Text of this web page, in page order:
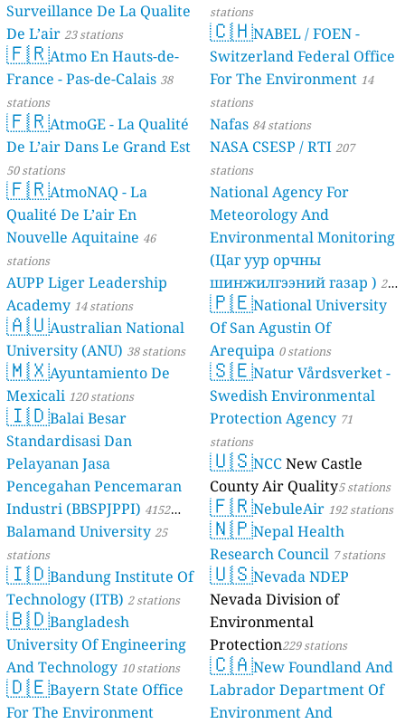
Surveillance De La Qualite
De L’air 23 stations
🇫🇷Atmo En Hauts-de-
France - Pas-de-Calais 38
stations
🇫🇷AtmoGE - La Qualité
De L’air Dans Le Grand Est
50 stations
🇫🇷AtmoNAQ - La
Qualité De L’air En
Nouvelle Aquitaine 46
stations
AUPP Liger Leadership
Academy 14 stations
🇦🇺Australian National
University (ANU) 38 stations
🇲🇽Ayuntamiento De
Mexicali 120 stations
🇮🇩Balai Besar
Standardisasi Dan
Pelayanan Jasa
Pencegahan Pencemaran
Industri (BBSPJPPI) 4152
stations
Balamand University25
stations
🇮🇩Bandung Institute Of
Technology (ITB) 2 stations
🇧🇩Bangladesh
University Of Engineering
And Technology 10 stations
🇩🇪Bayern State Office
For The Environment
stations
🇨🇭NABEL / FOEN -
Switzerland Federal Office
For The Environment 14
stations
Nafas 84 stations
NASA CSESP / RTI 207
stations
National Agency For
Meteorology And
Environmental Monitoring
(Цаг уур орчны
шинжилгээний газар ) 21
stations
🇵🇪National University
Of San Agustin Of
Arequipa 0 stations
🇸🇪Natur Vårdsverket -
Swedish Environmental
Protection Agency 71
stations
🇺🇸NCCNew Castle
County Air Quality5 stations
🇫🇷NebuleAir 192 stations
🇳🇵Nepal Health
Research Council 7 stations
🇺🇸Nevada NDEP
Nevada Division of
Environmental
Protection229 stations
🇨🇦New Foundland And
Labrador Department Of
Environment And